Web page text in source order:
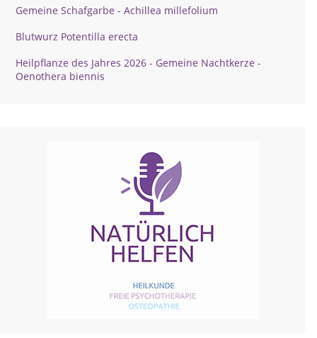
Gemeine Schafgarbe - Achillea millefolium
Blutwurz Potentilla erecta
Heilpflanze des Jahres 2026 - Gemeine Nachtkerze -
Oenothera biennis